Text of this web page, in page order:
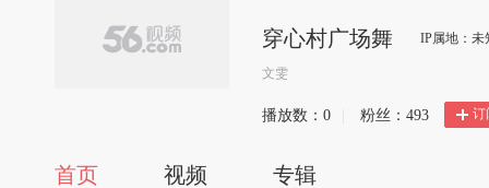
穿心村广场舞 IP属地：未
文雯
播放数： 0 粉丝： 493 订
首页 视频 专辑